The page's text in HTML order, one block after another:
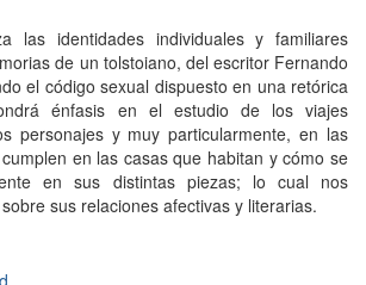
las identidades individuales y familiares
de un tolstoiano, del escritor Fernando
el código sexual dispuesto en una retórica
énfasis en el estudio de los viajes
personajes y muy particularmente, en las
en las casas que habitan y cómo se
en sus distintas piezas; lo cual nos
sus relaciones afectivas y literarias.